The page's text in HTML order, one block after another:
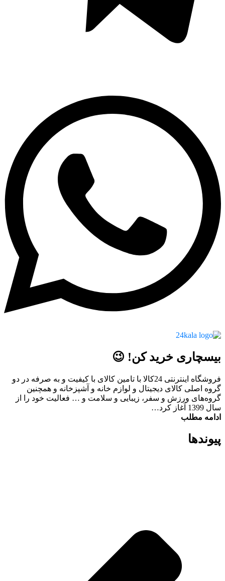
بیسچاری خرید کن! 😉
فروشگاه اینترنتی 24کالا با تامین کالای با کیفیت و به صرفه در دو
گروه اصلی کالای دیجیتال و لوازم خانه و آشپزخانه و همچنین
گروه‌های ورزش و سفر، زیبایی و سلامت و … فعالیت خود را از
سال 1399 آغاز کرد…
ادامه مطلب
پیوند‌ها